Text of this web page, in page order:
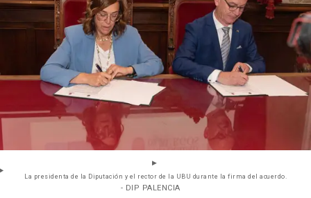
La presidenta de la Diputación y el rector de la UBU durante la firma del acuerdo.
- DIP PALENCIA